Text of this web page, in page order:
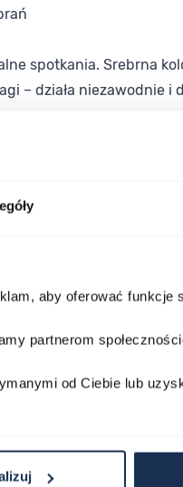
aby oferować funkcje
partnerom
od Ciebie lub
spotkania. Srebrna
– działa niezawodnie
i ponadczasowym
lub przejść